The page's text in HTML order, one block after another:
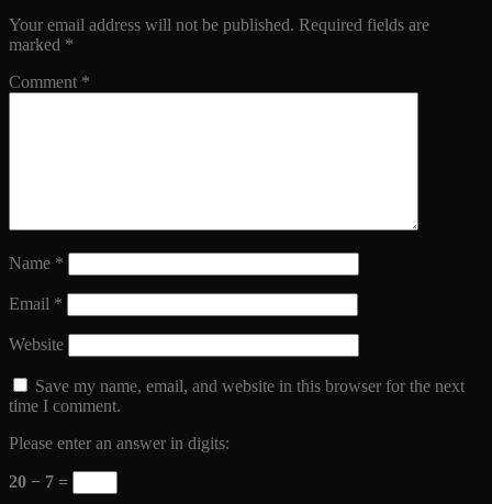
Your email address will not be published. Required fields are
marked *
Comment *
Name *
Email *
Website
Save my name, email, and website in this browser for the next
time I comment.
Please enter an answer in digits:
20 − 7 =